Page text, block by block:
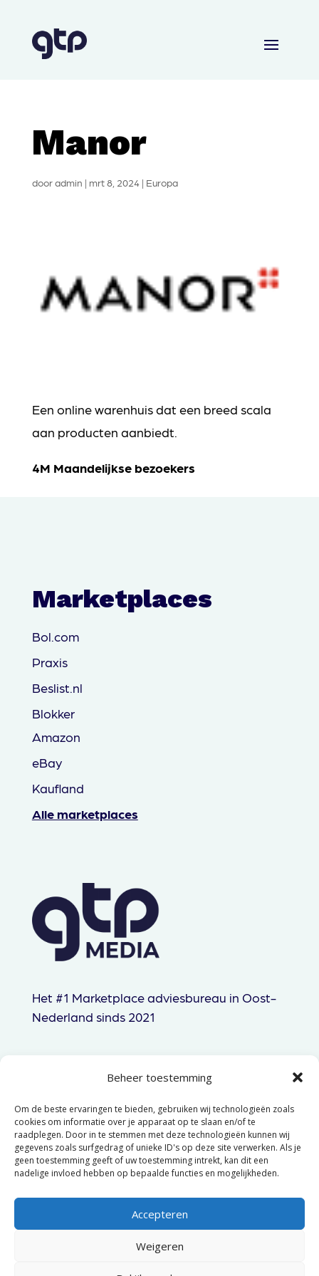
Beheer toestemming
Om de beste ervaringen te bieden, gebruiken wij technologieën zoals
cookies om informatie over je apparaat op te slaan en/of te
raadplegen. Door in te stemmen met deze technologieën kunnen wij
gegevens zoals surfgedrag of unieke ID's op deze site verwerken. Als je
geen toestemming geeft of uw toestemming intrekt, kan dit een
nadelige invloed hebben op bepaalde functies en mogelijkheden.
Accepteren
Weigeren
Manor
dooradmin | mrt 8, 2024| Europa
Een online warenhuis dat een breed scala
aan producten aanbiedt.
4M Maandelijkse bezoekers
Marketplaces
Bol.com
Praxis
Beslist.nl
Blokker
Amazon
eBay
Kaufland
Alle marketplaces
Het #1 Marketplace adviesbureau in Oost-
Nederland sinds 2021
hallo@gtpmedia.nl
Hengelo, NL